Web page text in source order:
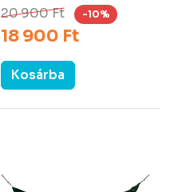
20 900 Ft -10%
18 900 Ft
Kosárba